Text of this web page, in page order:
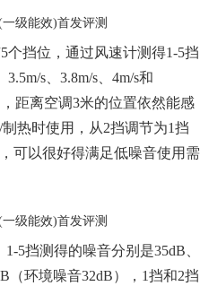
个挡位，通过风速计测得1-5挡
s、3.8m/s、4m/s和
距离空调3米的位置依然能感
热时使用，从2挡调节为1挡
可以很好得满足低噪音使用需
5挡测得的噪音分别是35dB、
（环境噪音32dB），1挡和2挡